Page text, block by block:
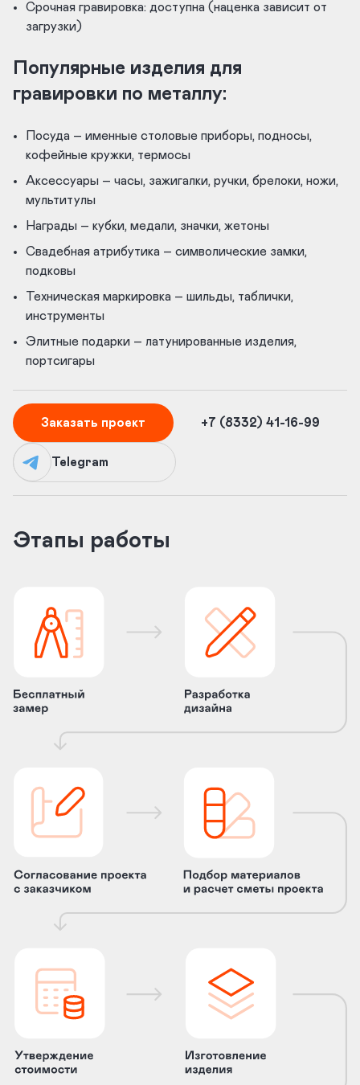
Срочная гравировка: доступна (наценка зависит от
загрузки)
Популярные изделия для
гравировки по металлу:
Посуда – именные столовые приборы, подносы,
кофейные кружки, термосы
Аксессуары – часы, зажигалки, ручки, брелоки, ножи,
мультитулы
Награды – кубки, медали, значки, жетоны
Свадебная атрибутика – символические замки,
подковы
Техническая маркировка – шильды, таблички,
инструменты
Элитные подарки – латунированные изделия,
портсигары
Заказать проект +7 (8332) 41-16-99
Telegram
Этапы работы